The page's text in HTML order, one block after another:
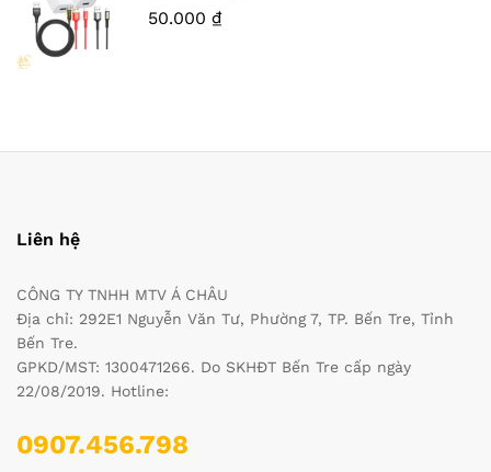
50.000 ₫
Liên hệ
CÔNG TY TNHH MTV Á CHÂU
Địa chỉ: 292E1 Nguyễn Văn Tư, Phường 7, TP. Bến Tre, Tỉnh
Bến Tre.
GPKD/MST: 1300471266. Do SKHĐT Bến Tre cấp ngày
22/08/2019. Hotline:
0907.456.798